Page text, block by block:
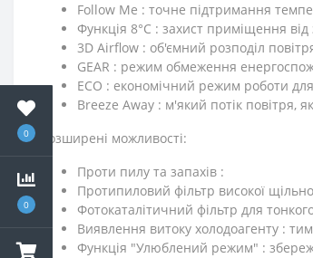
0
0
Follow Me : точне підтримання
Функція 8°С : захист приміщення
3D Airflow : об'ємний розподіл
GEAR : режим обмеження
ECO : економічний режим роботи
Breeze Away : м'який потік повітря,
Розширені можливості:
Проти пилу та запахів :
Протипиловий фільтр високої
Фотокаталітичний фільтр для
Виявлення витоку холодоагенту :
Функція "Улюблений режим" :